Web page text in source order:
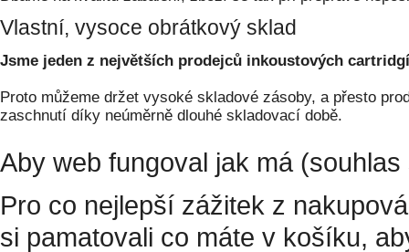
Vlastní, vysoce obrátkový sklad
Jsme jeden z největších prodejců inkoustových
Proto můžeme držet vysoké skladové zásoby, a přesto
zaschnutí díky neúměrně dlouhé skladovací době.
Aby web fungoval jak má
Pro co nejlepší zážitek z
si pamatovali co máte v košíku,